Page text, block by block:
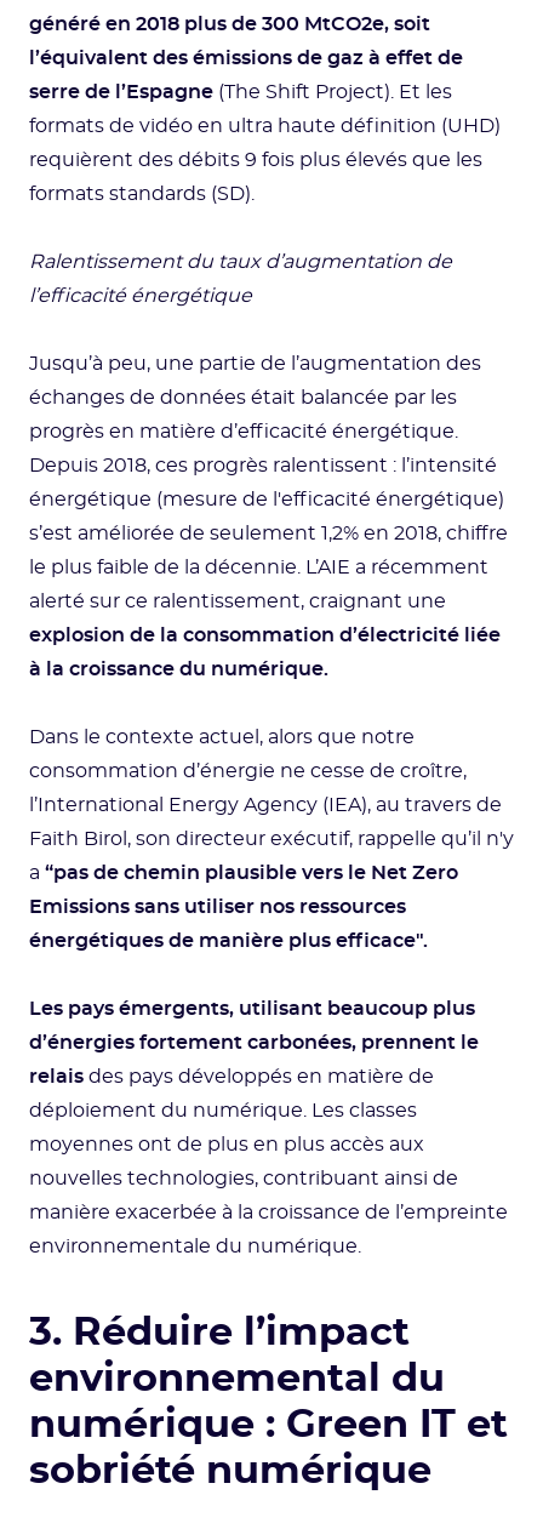
généré en 2018 plus de 300 MtCO2e, soit
l’équivalent des émissions de gaz à effet de
serre de l’Espagne (The Shift Project). Et les
formats de vidéo en ultra haute définition (UHD)
requièrent des débits 9 fois plus élevés que les
formats standards (SD).
Ralentissement du taux d’augmentation de
l’efficacité énergétique
Jusqu’à peu, une partie de l’augmentation des
échanges de données était balancée par les
progrès en matière d’efficacité énergétique.
Depuis 2018, ces progrès ralentissent : l’intensité
énergétique (mesure de l'efficacité énergétique)
s’est améliorée de seulement 1,2% en 2018, chiffre
le plus faible de la décennie. L’AIE a récemment
alerté sur ce ralentissement, craignant une
explosion de la consommation d’électricité liée
à la croissance du numérique.
Dans le contexte actuel, alors que notre
consommation d’énergie ne cesse de croître,
l’International Energy Agency (IEA), au travers de
Faith Birol, son directeur exécutif, rappelle qu’il n'y
a “pas de chemin plausible vers le Net Zero
Emissions sans utiliser nos ressources
énergétiques de manière plus efficace".
Les pays émergents, utilisant beaucoup plus
d’énergies fortement carbonées, prennent le
relais des pays développés en matière de
déploiement du numérique. Les classes
moyennes ont de plus en plus accès aux
nouvelles technologies, contribuant ainsi de
manière exacerbée à la croissance de l’empreinte
environnementale du numérique.
3. Réduire l’impact
environnemental du
numérique : Green IT et
sobriété numérique